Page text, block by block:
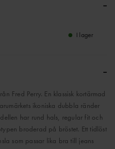
–
I lager
–
Fred Perry. En klassisk kortärmad
ikoniska dubbla ränder
har rund hals, regular fit och
broderad på bröstet. Ett tidlöst
som passar lika bra till jeans